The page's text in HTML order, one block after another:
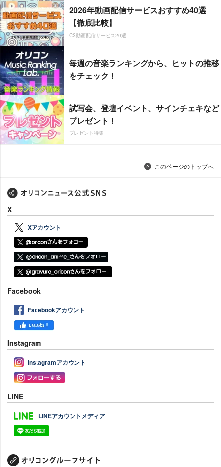
2026年動画配信サービスおすすめ40選
【徹底比較】
CS動画配信サービス20選
毎週の音楽ランキングから、ヒットの推移
をチェック！
試写会、登壇イベント、サインチェキなど
プレゼント！
プレゼント特集
このページのトップへ
X
Xアカウント
Facebook
Facebookアカウント
Instagram
Instagramアカウント
LINE
LINEアカウントメディア